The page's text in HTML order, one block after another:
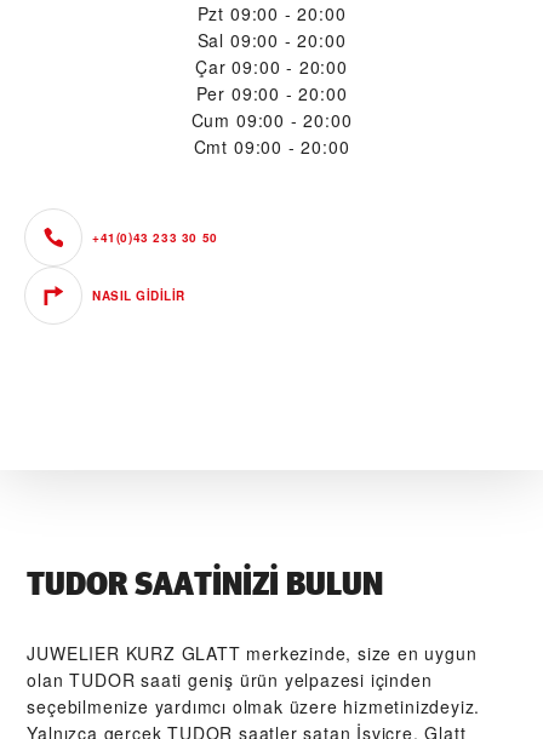
Pzt 09:00 - 20:00
Sal 09:00 - 20:00
Çar 09:00 - 20:00
Per 09:00 - 20:00
Cum 09:00 - 20:00
Cmt 09:00 - 20:00
+41(0)43 233 30 50
NASIL GIDILIR
TUDOR SAATINIZI BULUN
‭JUWELIER KURZ GLATT‬ merkezinde, size en uygun
olan TUDOR saati geniş ürün yelpazesi içinden
seçebilmenize yardımcı olmak üzere hizmetinizdeyiz.
Yalnızca gerçek TUDOR saatler satan İsviçre, Glatt